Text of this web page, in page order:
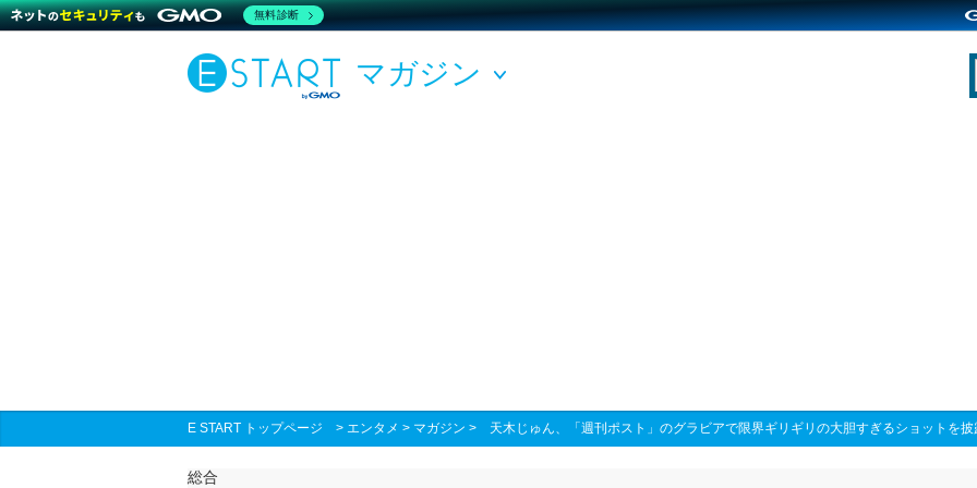
マガジン
E START トップページ > エンタメ > マガジン > 天木じゅん、「週刊ポスト」のグラビアで限界ギリギリの大胆すぎるショットを披
総合
無料診断